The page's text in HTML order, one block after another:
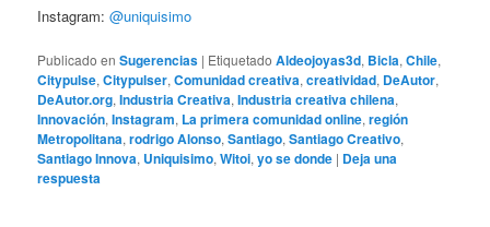
Instagram:@uniquisimo
Publicado en Sugerencias | Etiquetado Aldeojoyas3d, Bicla,Chile,
Citypulse,Citypulser,Comunidad creativa,creatividad, DeAutor,
DeAutor.org,Industria Creativa,Industria creativa chilena,
Innovación,Instagram, La primera comunidad online,región
Metropolitana,rodrigo Alonso,Santiago,Santiago Creativo,
Santiago Innova, Uniquisimo,Witoi,yo se donde | Deja una
respuesta